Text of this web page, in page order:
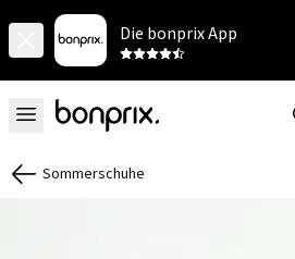
Die bonprix App
Sommerschuhe